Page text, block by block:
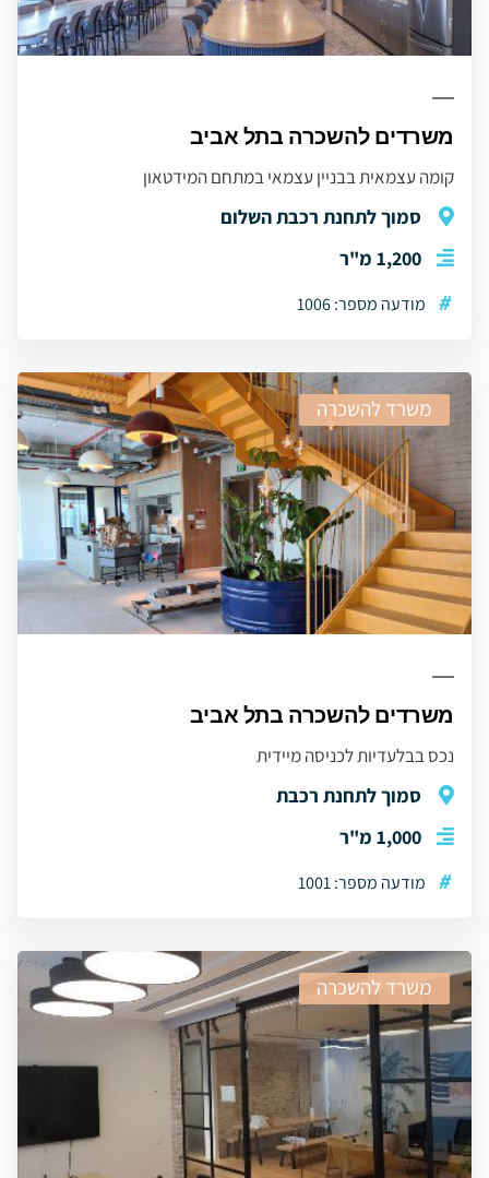
משרדים להשכרה בתל אביב
קומה עצמאית בבניין עצמאי במתחם המידטאון
סמוך לתחנת רכבת השלום
1,200 מ"ר
# מודעה מספר: 1006
משרד להשכרה
משרדים להשכרה בתל אביב
נכס בבלעדיות לכניסה מיידית
סמוך לתחנת רכבת
1,000 מ"ר
# מודעה מספר: 1001
משרד להשכרה